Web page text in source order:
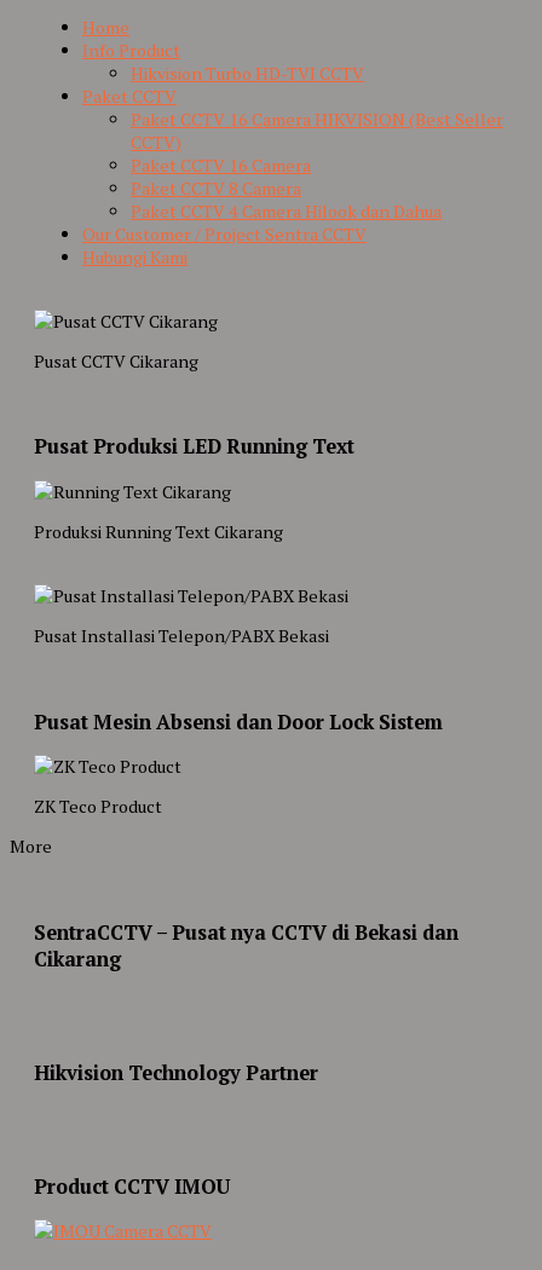
Home
Info Product
Hikvision Turbo HD-TVI CCTV
Paket CCTV
Paket CCTV 16 Camera HIKVISION (Best Seller
CCTV)
Paket CCTV 16 Camera
Paket CCTV 8 Camera
Paket CCTV 4 Camera Hilook dan Dahua
Our Customer / Project Sentra CCTV
Hubungi Kami
Pusat CCTV Cikarang
Pusat Produksi LED Running Text
Produksi Running Text Cikarang
Pusat Installasi Telepon/PABX Bekasi
Pusat Mesin Absensi dan Door Lock Sistem
ZK Teco Product
More
SentraCCTV – Pusat nya CCTV di Bekasi dan
Cikarang
Hikvision Technology Partner
Product CCTV IMOU